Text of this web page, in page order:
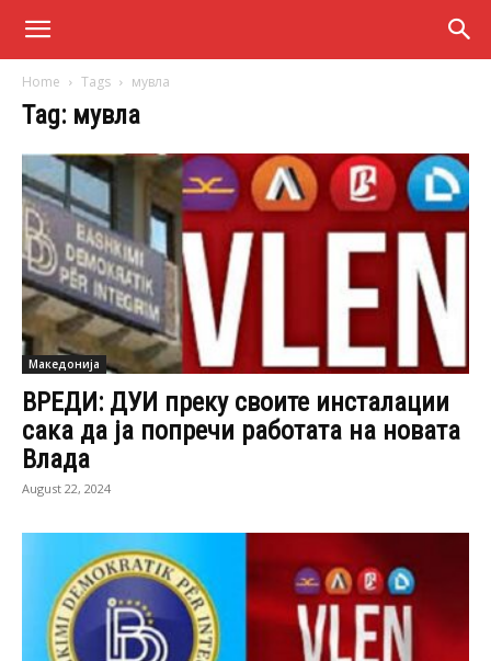
Home Tags мувла
Tag: мувла
Македонија
ВРЕДИ: ДУИ преку своите инсталации
сака да ја попречи работата на новата
Влада
August 22, 2024